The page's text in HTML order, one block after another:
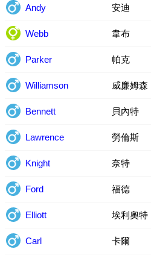
Andy 安迪
Webb 韋布
Parker 帕克
Williamson 威廉姆森
Bennett 貝內特
Lawrence 勞倫斯
Knight 奈特
Ford 福德
Elliott 埃利奧特
Carl 卡爾